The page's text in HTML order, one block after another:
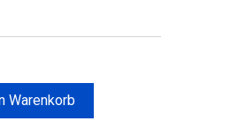
Warenkorb